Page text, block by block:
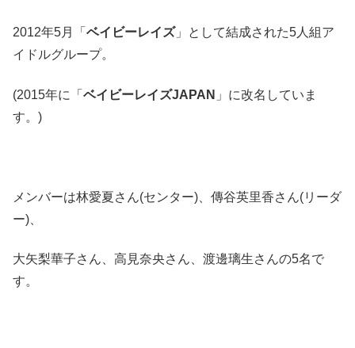
2012年5月「 ベイビーレイズ」として結成された5人組ア
イドルグループ。
(2015年に「 ベイビーレイズJAPAN 」に改名していま
す。)
メンバーは林愛夏さん(センター)、傳谷英里香さん(リーダ
ー)、
大矢梨華子さん、高見奈央さん、渡邊璃生さんの5名で
す。